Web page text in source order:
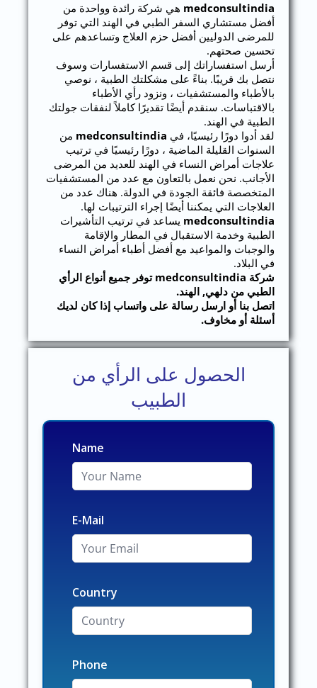
medconsultindia هي شركة رائدة وواحدة من
أفضل مستشاري السفر الطبي في الهند التي توفر
للمرضى الدوليين أفضل حزم العلاج وتساعدهم على
تحسين صحتهم.
أرسل استفساراتك إلى قسم الاستفسارات وسوف
نتصل بك قريبًا. بناءً على مشكلتك الطبية ، نوصي
بالأطباء والمستشفيات ، ونزود رأي الأطباء
بالاقتباسات. سنقدم أيضًا تقديرًا كاملاً لنفقات جولتك
الطبية في الهند.
لقد أدوا دورًا رئيسيًا، في medconsultindia من
السنوات القليلة الماضية ، دورًا رئيسيًا في ترتيب
علاجات أمراض النساء في الهند للعديد من المرضى
الأجانب. نحن نعمل بالتعاون مع عدد من المستشفيات
المتخصصة فائقة الجودة في الدولة. هناك عدد من
العلاجات التي يمكننا أيضًا إجراء الترتيبات لها.
medconsultindia يساعد في ترتيب التأشيرات
الطبية وخدمة الاستقبال في المطار والإقامة
والوجبات والمواعيد مع أفضل أطباء أمراض النساء
في البلاد.
شركة medconsultindia توفر جميع أنواع الرأي
الطبي من دلهي, الهند.
اتصل بنا أو ارسل رسالة على واتساب إذا كان لديك
أسئلة أو مخاوف.
الحصول على الرأي من
الطبيب
Name
E-Mail
Country
Phone